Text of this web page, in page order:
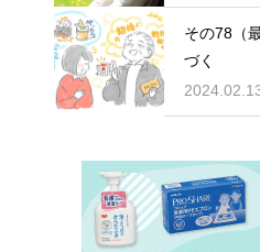
その78（
づく